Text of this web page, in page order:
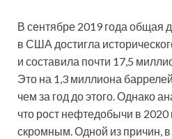
В сентябре 2019 года общая
в США достигла
и составила почти 17,5
Это на 1,3 миллиона
чем за год до этого. Однако
что рост нефтедобычи в 2020
скромным. Одной из причин, в